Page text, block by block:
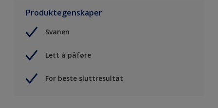
Produktegenskaper
Svanen
Lett å påføre
For beste sluttresultat